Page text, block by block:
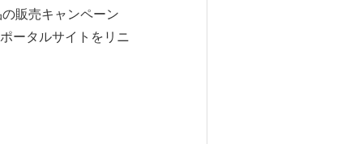
販売キャンペーン
ータルサイトをリニ